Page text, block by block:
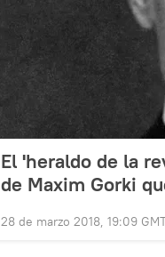
El 'heraldo de la
de Maxim Gorki
28 de marzo 2018, 19:09